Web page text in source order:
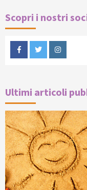
Scopri i nostri
FacebookTwitterInstagram
Ultimi articoli